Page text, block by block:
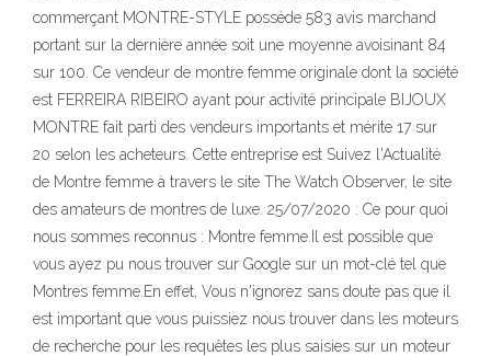
commerçant MONTRE-STYLE possède 583 avis marchand
portant sur la dernière année soit une moyenne avoisinant 84
sur 100. Ce vendeur de montre femme originale dont la société
est FERREIRA RIBEIRO ayant pour activité principale BIJOUX
MONTRE fait parti des vendeurs importants et mérite 17 sur
20 selon les acheteurs. Cette entreprise est Suivez l'Actualité
de Montre femme à travers le site The Watch Observer, le site
des amateurs de montres de luxe. 25/07/2020 : Ce pour quoi
nous sommes reconnus : Montre femme.Il est possible que
vous ayez pu nous trouver sur Google sur un mot-clé tel que
Montres femme.En effet, Vous n'ignorez sans doute pas que il
est important que vous puissiez nous trouver dans les moteurs
de recherche pour les requêtes les plus saisies sur un moteur